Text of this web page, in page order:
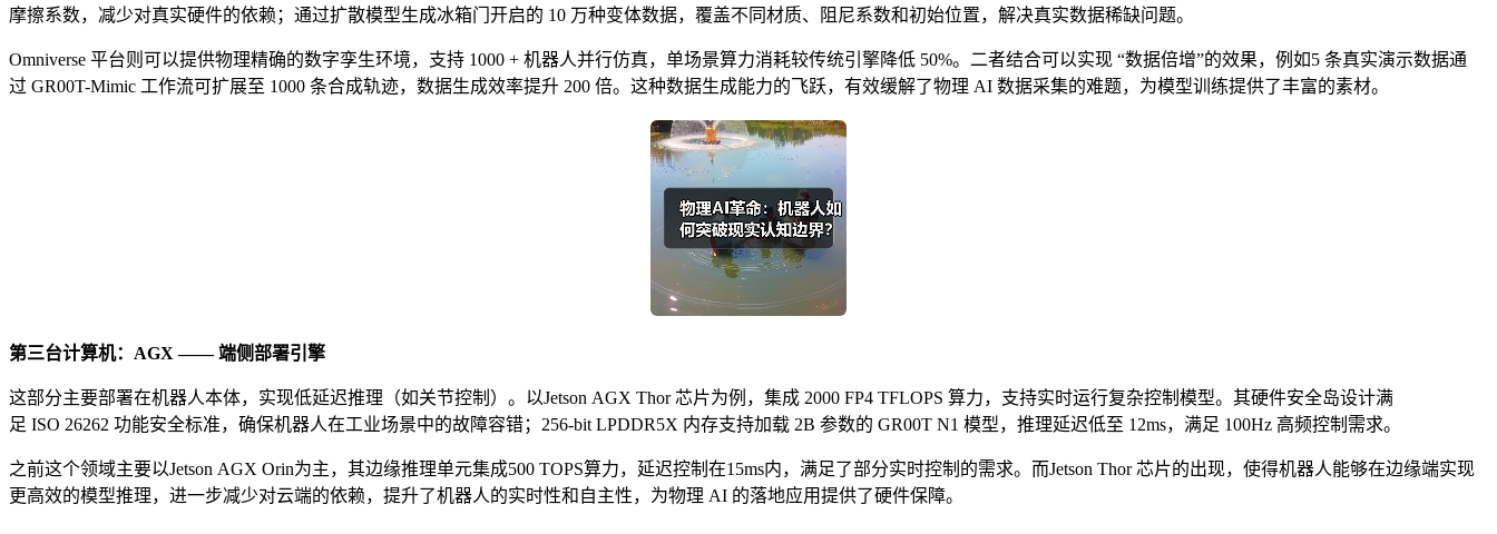
摩擦系数，减少对真实硬件的依赖；通过扩散模型生成冰箱门开启的 10 万种变体数据，覆盖不同材质、阻尼系数和初始位置，解决真实数据稀缺问题。
Omniverse 平台则可以提供物理精确的数字孪生环境，支持 1000 + 机器人并行仿真，单场景算力消耗较传统引擎降低 50%。二者结合可以实现 “数据倍增”的效果，例如5 条真实演示数据通
过 GR00T-Mimic 工作流可扩展至 1000 条合成轨迹，数据生成效率提升 200 倍。这种数据生成能力的飞跃，有效缓解了物理 AI 数据采集的难题，为模型训练提供了丰富的素材。
第三台计算机：AGX —— 端侧部署引擎
这部分主要部署在机器人本体，实现低延迟推理（如关节控制）。以Jetson AGX Thor 芯片为例，集成 2000 FP4 TFLOPS 算力，支持实时运行复杂控制模型。其硬件安全岛设计满
足 ISO 26262 功能安全标准，确保机器人在工业场景中的故障容错；256-bit LPDDR5X 内存支持加载 2B 参数的 GR00T N1 模型，推理延迟低至 12ms，满足 100Hz 高频控制需求。
之前这个领域主要以Jetson AGX Orin为主，其边缘推理单元集成500 TOPS算力，延迟控制在15ms内，满足了部分实时控制的需求。而Jetson Thor 芯片的出现，使得机器人能够在边缘端实现
更高效的模型推理，进一步减少对云端的依赖，提升了机器人的实时性和自主性，为物理 AI 的落地应用提供了硬件保障。